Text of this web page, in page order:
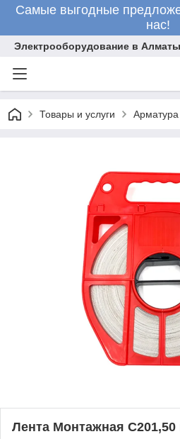
Самые выгодные
нас!
Электрооборудование в
Товары и услуги Арматура
Лента Монтажная С201,50